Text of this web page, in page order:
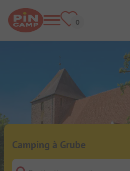
Camping à Grube